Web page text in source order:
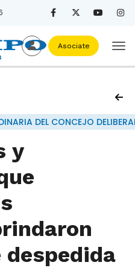
Asociate
DEL CONCEJO
y
despedida